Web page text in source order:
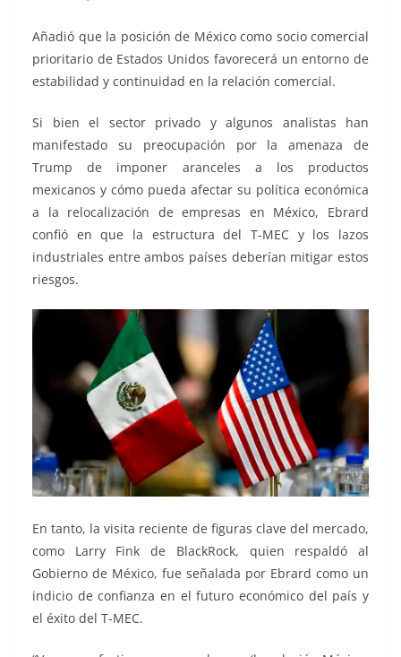
Añadió que la posición de México como socio comercial
prioritario de Estados Unidos favorecerá un entorno de
estabilidad y continuidad en la relación comercial.
Si bien el sector privado y algunos analistas han
manifestado su preocupación por la amenaza de
Trump de imponer aranceles a los productos
mexicanos y cómo pueda afectar su política económica
a la relocalización de empresas en México, Ebrard
confió en que la estructura del T-MEC y los lazos
industriales entre ambos países deberían mitigar estos
riesgos.
En tanto, la visita reciente de figuras clave del mercado,
como Larry Fink de BlackRock, quien respaldó al
Gobierno de México, fue señalada por Ebrard como un
indicio de confianza en el futuro económico del país y
el éxito del T-MEC.